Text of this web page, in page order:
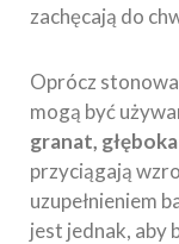
zachęcają do
Oprócz
mogą być
granat,
przyciągają
uzupełnieniem
jest jednak, aby